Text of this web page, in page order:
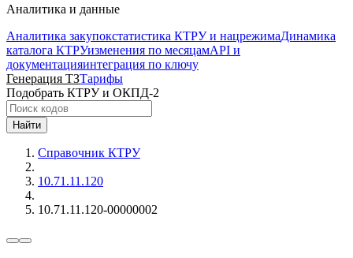
Аналитика и данные
Аналитика закупокстатистика КТРУ и нацрежимаДинамика
каталога КТРУизменения по месяцамAPI и
документацияинтеграция по ключу
Генерация ТЗТарифы
Подобрать КТРУ и ОКПД-2
Найти
Справочник КТРУ
10.71.11.120
10.71.11.120-00000002